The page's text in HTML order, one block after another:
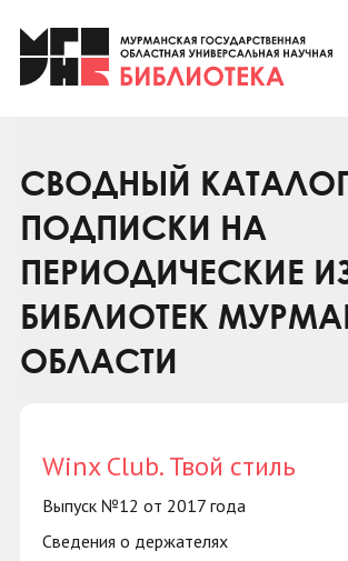
Клуб «Гиря и сельдерей»
Клуб «Семейный архив»
Коллегам
Контакты
СВОДНЫЙ
ПОДПИСКИ НА
ПЕРИОДИЧЕСКИЕ
БИБЛИОТЕК
ОБЛАСТИ
Winx Club. Твой стиль
Выпуск №12 от 2017 года
Сведения о держателях